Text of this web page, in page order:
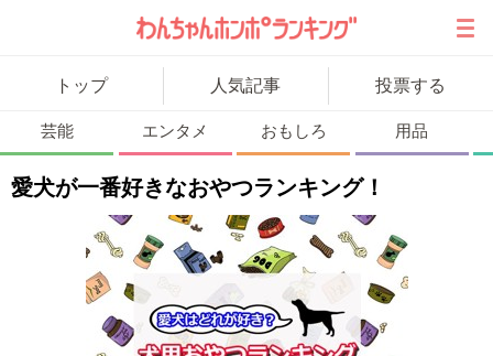
ランキングトップ
投票に参加
カテゴリ一覧
わんちゃんホンポ
アンケート
トップ 人気記事 投票する
芸能 エンタメ おもしろ 用品
愛犬が一番好きなおやつランキング！